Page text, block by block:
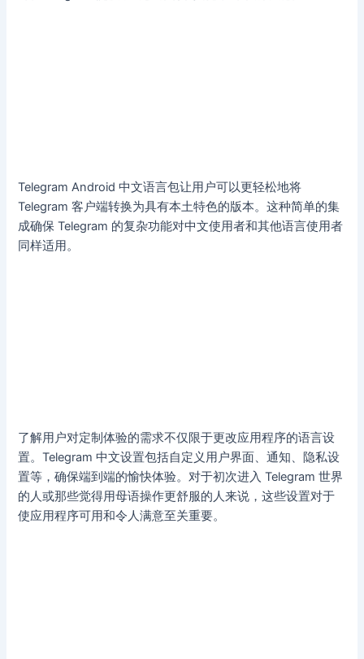
Telegram Android 中文语言包让用户可以更轻松地将
Telegram 客户端转换为具有本土特色的版本。这种简单的集
成确保 Telegram 的复杂功能对中文使用者和其他语言使用者
同样适用。
了解用户对定制体验的需求不仅限于更改应用程序的语言设
置。Telegram 中文设置包括自定义用户界面、通知、隐私设
置等，确保端到端的愉快体验。对于初次进入 Telegram 世界
的人或那些觉得用母语操作更舒服的人来说，这些设置对于
使应用程序可用和令人满意至关重要。